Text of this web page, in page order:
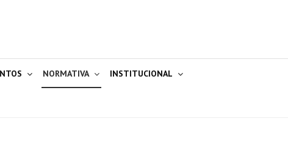
NORMATIVA INSTITUCIONAL